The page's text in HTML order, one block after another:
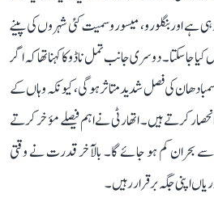
اور بنگلورو، میسورو سمیت کئی شہروں کی پینے
جا سکتا۔ دوسری جانب تمل ناڈو کا کہنا تھا کہ اگر
سمبا دھان کی فصل شدید متاثر ہوگی، کیونکہ وہاں کے
کرتے ہیں۔ اتھارٹی نے اہم فیصلے مؤخر کرتے
بحران کم ہو جائے گا۔ بالآخر قدرت نے وقتی
اپنی جگہ برقرار رہیں۔